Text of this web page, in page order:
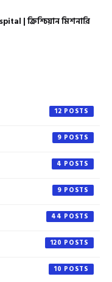
| ক্রিশ্চিয়ান মিশনারি
12
9
4
9
44
120
10